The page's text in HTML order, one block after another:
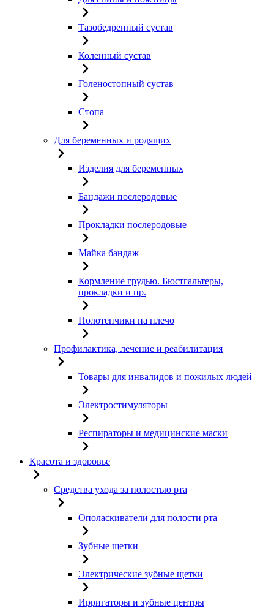
Тазобедренный сустав
Коленный сустав
Голеностопный сустав
Стопа
Для беременных и родящих
Изделия для беременных
Бандажи послеродовые
Прокладки послеродовые
Майка бандаж
Кормление грудью. Бюстгальтеры,
прокладки и пр.
Полотенчики на плечо
Профилактика, лечение и реабилитация
Товары для инвалидов и пожилых людей
Электростимуляторы
Респираторы и медицинские маски
Красота и здоровье
Средства ухода за полостью рта
Ополаскиватели для полости рта
Зубные щетки
Электрические зубные щетки
Ирригаторы и зубные центры